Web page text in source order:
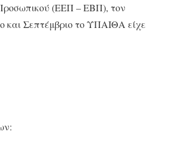
(ΕΕΠ – ΕΒΠ), τον
και Σεπτέμβριο το ΥΠΑΙΘΑ είχε